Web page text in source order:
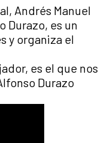
Andrés Manuel
Durazo, es un
y organiza el
es el que nos
Durazo